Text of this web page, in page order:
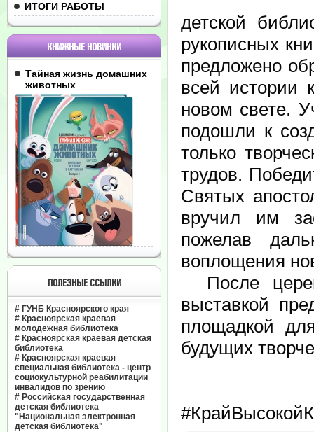
ИТОГИ РАБОТЫ
КНИЖНЫЕ НОВИНКИ
Тайная жизнь домашних
животных
ПОЛЕЗНЫЕ ССЫЛКИ
# ГУНБ Красноярского края
# Красноярская краевая
молодежная библиотека
# Красноярская краевая детская
библиотека
# Красноярская краевая
специальная библиотека - центр
социокультурной реабилитации
инвалидов по зрению
# Российская государственная
детская библиотека
"Национальная электронная
детская библиотека"
детской
рукописных
предложено
всей истории
новом свете.
подошли к
только
трудов.
Святых
вручил им
пожелав
воплощения
После
выставкой
площадкой
будущих